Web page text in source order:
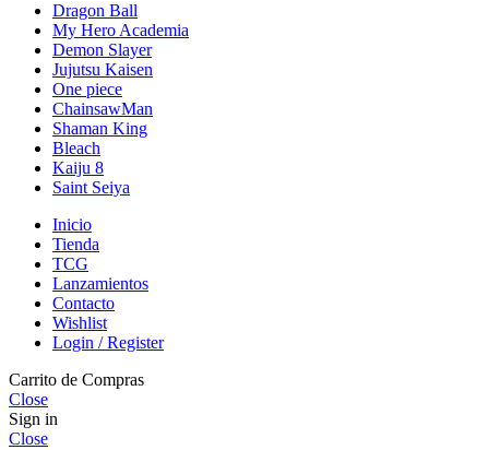
Dragon Ball
My Hero Academia
Demon Slayer
Jujutsu Kaisen
One piece
ChainsawMan
Shaman King
Bleach
Kaiju 8
Saint Seiya
Inicio
Tienda
TCG
Lanzamientos
Contacto
Wishlist
Login / Register
Carrito de Compras
Close
Sign in
Close